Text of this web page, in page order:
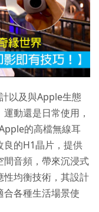
以及與Apple生態
動還是日常使用，
的高檔無線耳
良的H1晶片，提供
間音頻，帶來沉浸式
性均衡技術，其設計
合各種生活場景使